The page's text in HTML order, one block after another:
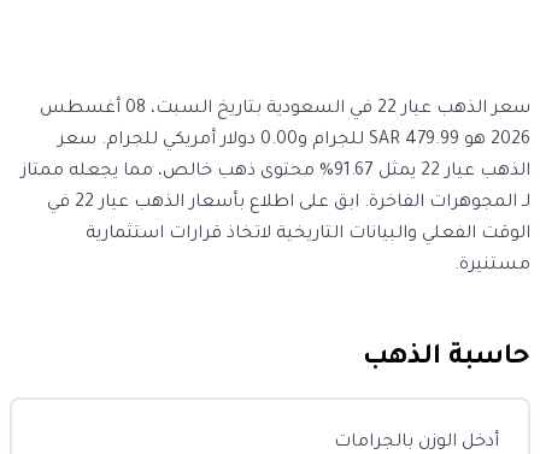
سعر الذهب عيار 22 في السعودية بتاريخ السبت، 08 أغسطس
2026 هو 479.99 SAR للجرام و0.00 دولار أمريكي للجرام. سعر
الذهب عيار 22 يمثل 91.67% محتوى ذهب خالص، مما يجعله ممتاز
لـ المجوهرات الفاخرة. ابق على اطلاع بأسعار الذهب عيار 22 في
الوقت الفعلي والبيانات التاريخية لاتخاذ قرارات استثمارية
مستنيرة.
حاسبة الذهب
أدخل الوزن بالجرامات